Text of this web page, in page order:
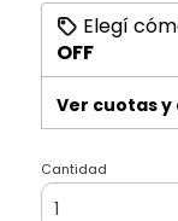
Elegí
OFF
Ver cuotas
Cantidad